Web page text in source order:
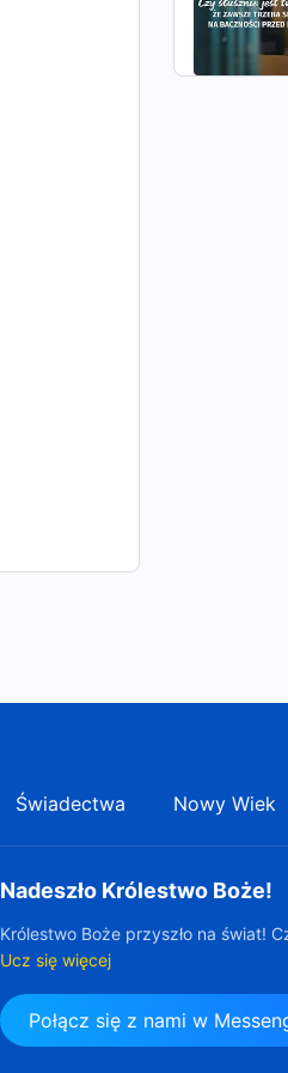
Świadectwa Nowy Wiek
Nadeszło Królestwo Boże!
Królestwo Boże przyszło na świat!
Ucz się więcej
Połącz się z nami w